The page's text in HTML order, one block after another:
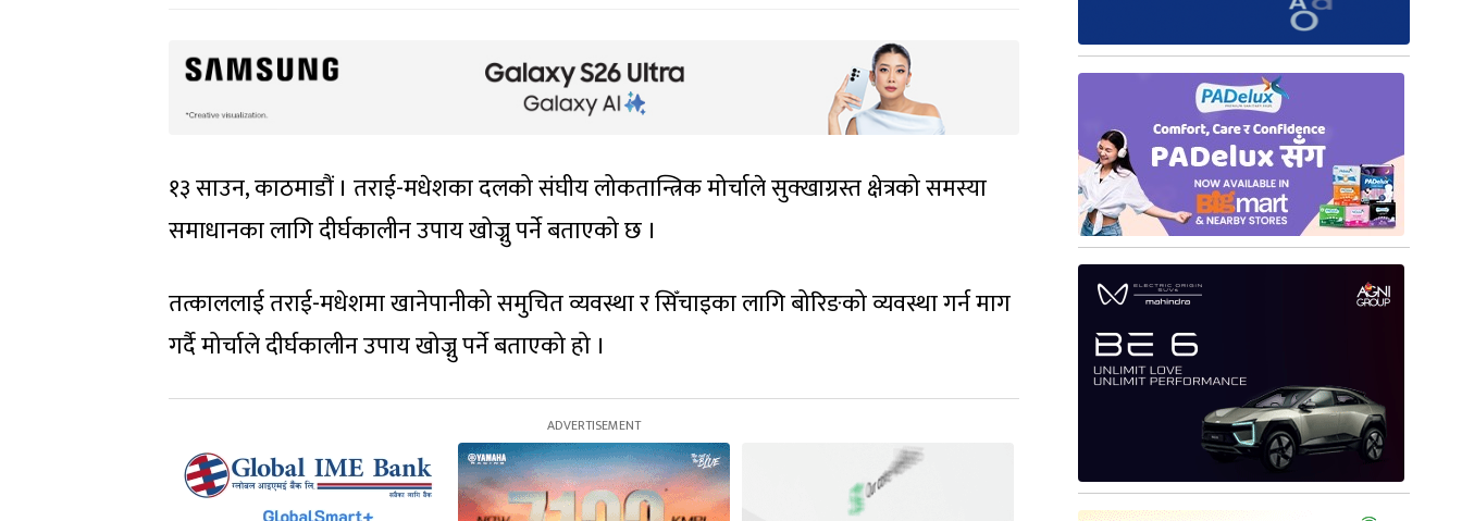
१३ साउन, काठमाडौं । तराई-मधेशका दलको संघीय लोकतान्त्रिक मोर्चाले सुक्खाग्रस्त क्षेत्रको समस्या
समाधानका लागि दीर्घकालीन उपाय खोज्नु पर्ने बताएको छ ।
तत्काललाई तराई-मधेशमा खानेपानीको समुचित व्यवस्था र सिँचाइका लागि बोरिङको व्यवस्था गर्न माग
गर्दै मोर्चाले दीर्घकालीन उपाय खोज्नु पर्ने बताएको हो ।